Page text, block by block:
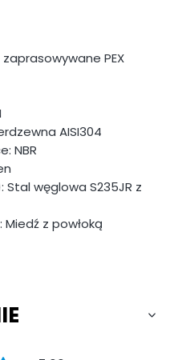
PEX
AISI304
NBR
Stal węglowa S235JR z
z powłoką